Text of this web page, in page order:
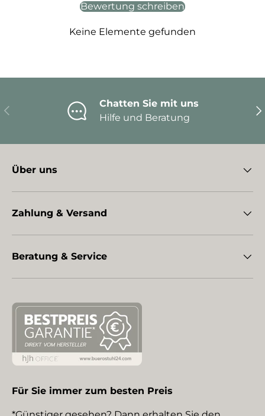
Bewertung schreiben
Keine Elemente gefunden
Vorherige
Chatten Sie mit uns
Hilfe und Beratung
Über uns
Zahlung & Versand
Beratung & Service
Für Sie immer zum besten Preis